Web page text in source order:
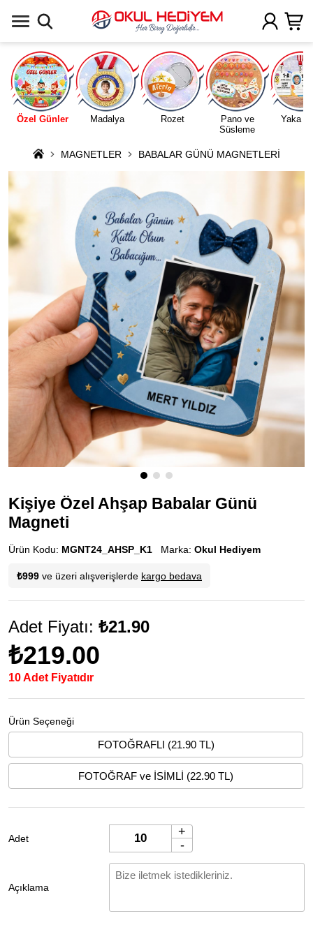
Özel Günler Madalya Rozet
Pano ve
Süsleme
Yaka
MAGNETLER BABALAR GÜNÜ MAGNETLERİ
Kişiye Özel Ahşap Babalar Günü
Magneti
Ürün Kodu: MGNT24_AHSP_K1 Marka: Okul Hediyem
₺999 ve üzeri alışverişlerde kargo bedava
Adet Fiyatı: ₺21.90
₺219.00
10 Adet Fiyatıdır
Ürün Seçeneği
FOTOĞRAFLI (21.90 TL)
FOTOĞRAF ve İSİMLİ (22.90 TL)
Adet
+
-
Açıklama
Uygulamada Aç